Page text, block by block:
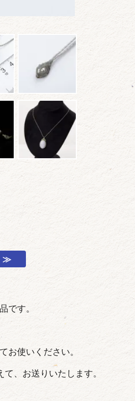
≫
です。
使いください。
、お送りいたします。